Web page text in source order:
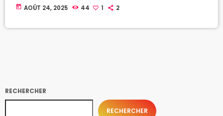
Les festivaliers pourront profiter de ces concerts les 30 et 31 août
today AOÛT 24, 2025 44 1 2
RECHERCHER
RECHERCHER